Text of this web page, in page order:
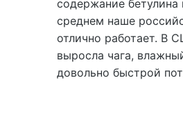
содержание
среднем наше
отлично работает. В
выросла чага,
довольно быстрой